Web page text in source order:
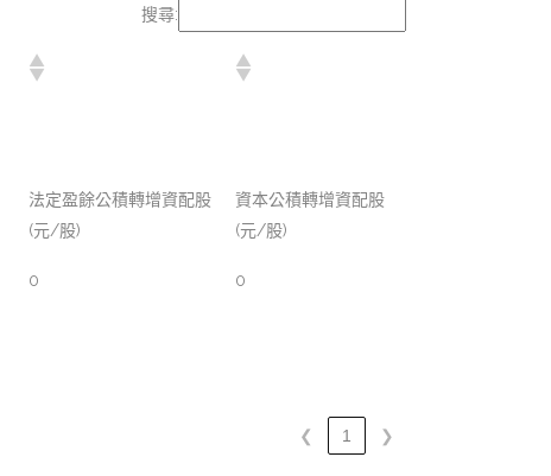
搜尋:
法定盈餘公積轉增資配股
(元/股)
資本公積轉增資配股
(元/股)
0 0
❮ 1 ❯